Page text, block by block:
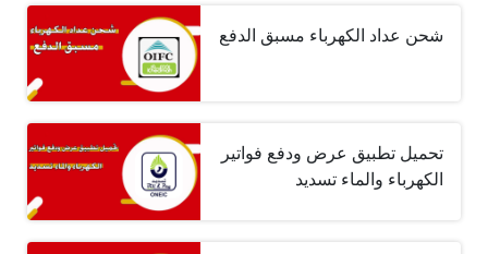
شحن عداد الكهرباء مسبق الدفع
تحميل تطبيق عرض ودفع فواتير
الكهرباء والماء تسديد